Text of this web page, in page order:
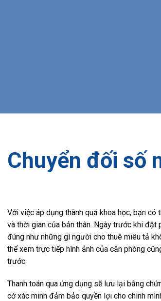
Chuyển đối số
Với việc áp dụng thành quả khoa học, bạn
và thời gian của bản thân. Ngày trước khi
đúng như những gì người cho thuê miêu tả
thể xem trực tiếp hình ảnh của căn phòng
trước.
Thanh toán qua ứng dụng sẽ lưu lại bằng
cớ xác minh đảm bảo quyền lợi cho chính